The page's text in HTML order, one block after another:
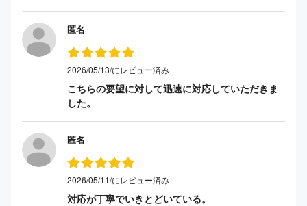
匿名
2026/05/13/にレビュー済み
こちらの要望に対して迅速に対応していただきま
した。
匿名
2026/05/11/にレビュー済み
対応が丁寧でいきとどいている。